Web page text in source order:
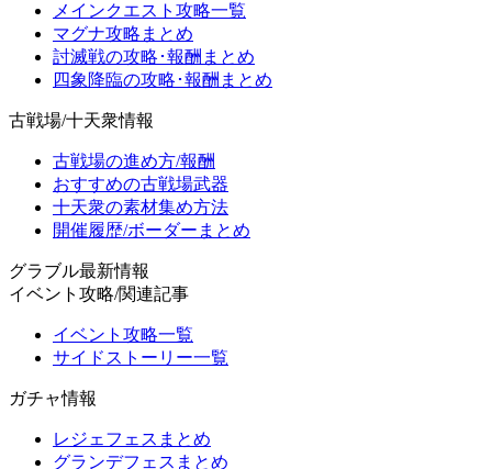
メインクエスト攻略一覧
マグナ攻略まとめ
討滅戦の攻略･報酬まとめ
四象降臨の攻略･報酬まとめ
古戦場/十天衆情報
古戦場の進め方/報酬
おすすめの古戦場武器
十天衆の素材集め方法
開催履歴/ボーダーまとめ
グラブル最新情報
イベント攻略/関連記事
イベント攻略一覧
サイドストーリー一覧
ガチャ情報
レジェフェスまとめ
グランデフェスまとめ